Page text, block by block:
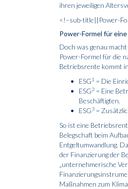
ihren jeweiligen
<!–sub-title||Power-
Power-Formel für
Doch was genau
Power-Formel für die
Betriebsrente kommt
ESG1 = Die
ESG2 = Eine
Beschäftigten.
ESG3 =
So ist eine
Belegschaft beim
Entgeltumwandlung.
der Finanzierung der
„unternehmerische
Maßnahmen zum